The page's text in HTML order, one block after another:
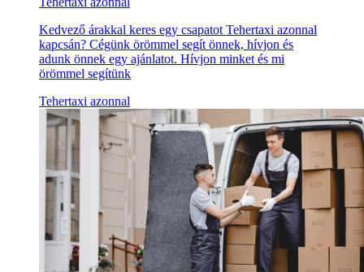
Kedvező árakkal keres egy csapatot Tehertaxi azonnal
kapcsán? Cégünk örömmel segít önnek, hívjon és
adunk önnek egy ajánlatot. Hívjon minket és mi
örömmel segítünk
Tehertaxi azonnal